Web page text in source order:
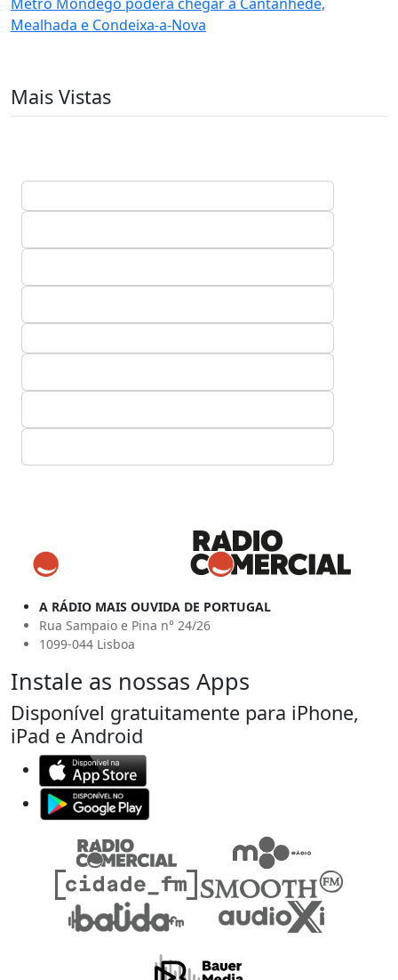
Mealhada e Condeixa-a-Nova
Mais Vistas
A RÁDIO MAIS OUVIDA DE PORTUGAL
Rua Sampaio e Pina n° 24/26
1099-044 Lisboa
Instale as nossas Apps
Disponível gratuitamente para iPhone,
iPad e Android